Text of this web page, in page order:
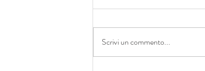
Scrivi un commento...